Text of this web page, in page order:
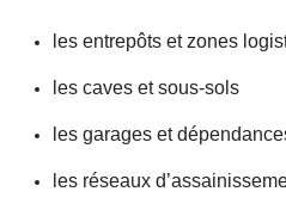
les entrepôts et zones
les caves et sous-sols
les garages et
les réseaux